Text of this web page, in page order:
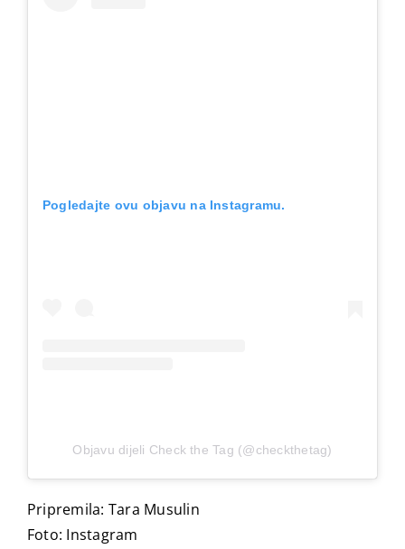
Pogledajte ovu objavu na Instagramu.
Objavu dijeli Check the Tag (@checkthetag)
Pripremila: Tara Musulin
Foto: Instagram